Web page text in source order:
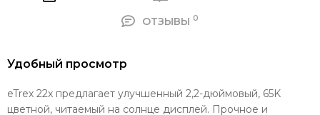
ОТЗЫВЫ 0
Удобный просмотр
eTrex 22x предлагает улучшенный 2,2-дюймовый, 65K
цветной, читаемый на солнце дисплей. Прочное и